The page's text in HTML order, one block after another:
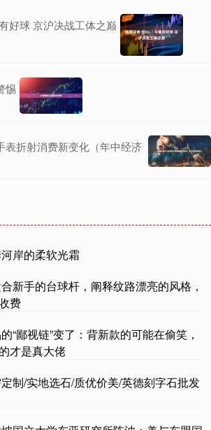
好球 京沪决战工体之巅
惕
表折射消费新变化（年中经济
岸的柔软光霜
新手的台球杆，阐释纹路漂亮的风格，
费
“鄙视链”变了：背新款的可能在偷笑，
才是真大佬
制/实地选石/质优价美/英德刻字石批发